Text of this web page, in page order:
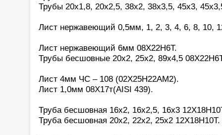
Трубы 20х1,8, 20х2,5, 38х2, 38х3,5, 45х3,
Лист нержавеющий 0,5мм, 1, 2, 3, 4, 6, 8, 10,
Лист нержавеющий 6мм 08Х22Н6Т.
Трубы бесшовные 20х2, 25х2, 89х4,5
Лист 4мм ЧС – 108 (02Х25Н22АМ2).
Лист 1,0мм 08Х17т(AISI 439).
Труба бесшовная 16х2, 16х2,5, 16х3
Труба бесшовная 20х2, 22х2, 25х2 12Х18Н10Т.